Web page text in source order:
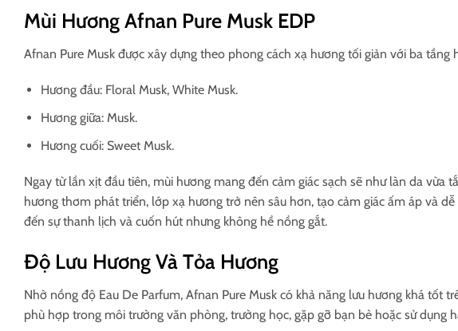
Mùi Hương Afnan Pure Musk EDP
Afnan Pure Musk được xây dựng theo phong cách xạ hương tối giản với ba tầng
Hương đầu: Floral Musk, White Musk.
Hương giữa: Musk.
Hương cuối: Sweet Musk.
Ngay từ lần xịt đầu tiên, mùi hương mang đến cảm giác sạch sẽ như làn da vừa
hương thơm phát triển, lớp xạ hương trở nên sâu hơn, tạo cảm giác ấm áp và
đến sự thanh lịch và cuốn hút nhưng không hề nồng gắt.
Độ Lưu Hương Và Tỏa Hương
Nhờ nồng độ Eau De Parfum, Afnan Pure Musk có khả năng lưu hương khá tốt
phù hợp trong môi trường văn phòng, trường học, gặp gỡ bạn bè hoặc sử dụng